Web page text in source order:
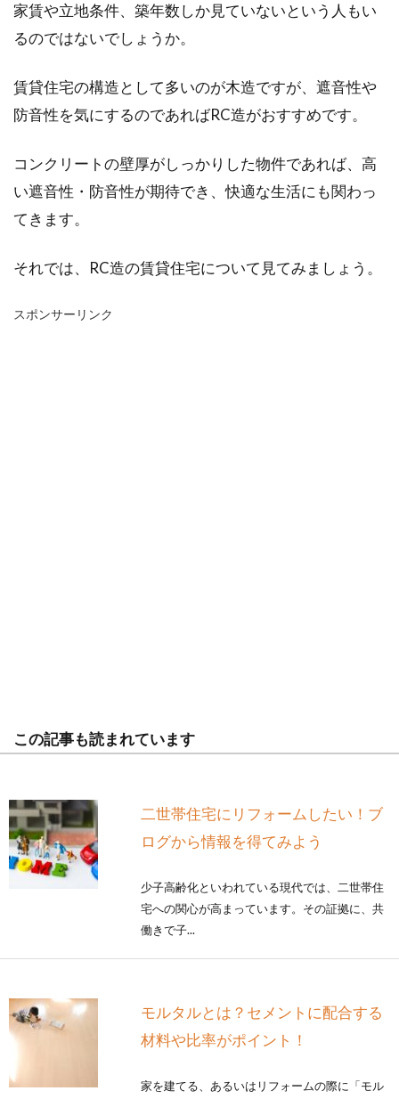
家賃や立地条件、築年数しか見ていないという人もい
るのではないでしょうか。
賃貸住宅の構造として多いのが木造ですが、遮音性や
防音性を気にするのであればRC造がおすすめです。
コンクリートの壁厚がしっかりした物件であれば、高
い遮音性・防音性が期待でき、快適な生活にも関わっ
てきます。
それでは、RC造の賃貸住宅について見てみましょう。
スポンサーリンク
この記事も読まれています
二世帯住宅にリフォームしたい！ブ
ログから情報を得てみよう
少子高齢化といわれている現代では、二世帯住
宅への関心が高まっています。その証拠に、共
働きで子...
モルタルとは？セメントに配合する
材料や比率がポイント！
家を建てる、あるいはリフォームの際に「モル